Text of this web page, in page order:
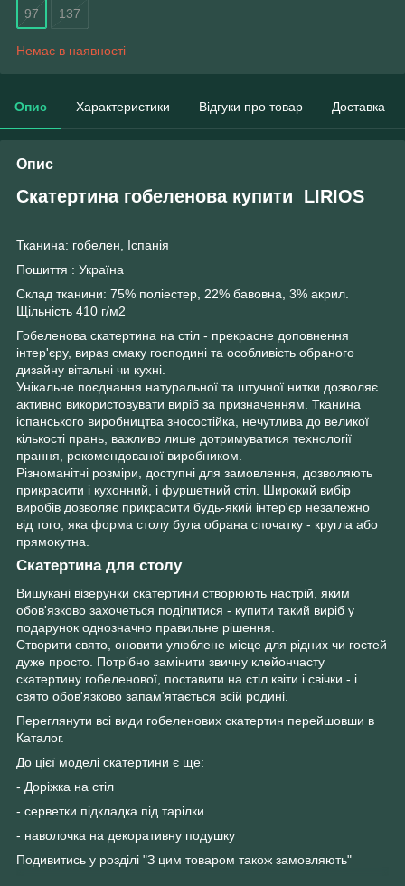
97 137
Немає в наявності
Опис Характеристики Відгуки про товар Доставка
Опис
Скатертина гобеленова купити LIRIOS
Тканина: гобелен, Іспанія
Пошиття : Україна
Склад тканини: 75% поліестер, 22% бавовна, 3% акрил.
Щільність 410 г/м2
Гобеленова скатертина на стіл - прекрасне доповнення
інтер'єру, вираз смаку господині та особливість обраного
дизайну вітальні чи кухні.
Унікальне поєднання натуральної та штучної нитки дозволяє
активно використовувати виріб за призначенням. Тканина
іспанського виробництва зносостійка, нечутлива до великої
кількості прань, важливо лише дотримуватися технології
прання, рекомендованої виробником.
Різноманітні розміри, доступні для замовлення, дозволяють
прикрасити і кухонний, і фуршетний стіл. Широкий вибір
виробів дозволяє прикрасити будь-який інтер'єр незалежно
від того, яка форма столу була обрана спочатку - кругла або
прямокутна.
Скатертина для столу
Вишукані візерунки скатертини створюють настрій, яким
обов'язково захочеться поділитися - купити такий виріб у
подарунок однозначно правильне рішення.
Створити свято, оновити улюблене місце для рідних чи гостей
дуже просто. Потрібно замінити звичну клейончасту
скатертину гобеленової, поставити на стіл квіти і свічки - і
свято обов'язково запам'ятається всій родині.
Переглянути всі види гобеленових скатертин перейшовши в
Каталог.
До цієї моделі скатертини є ще:
- Доріжка на стіл
- серветки підкладка під тарілки
- наволочка на декоративну подушку
Подивитись у розділі "З цим товаром також замовляють"